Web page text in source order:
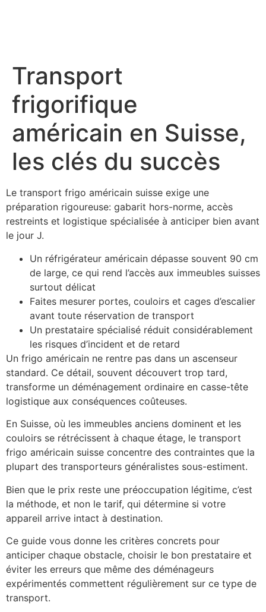
Transport
frigorifique
américain en Suisse,
les clés du succès
Le transport frigo américain suisse exige une
préparation rigoureuse: gabarit hors-norme, accès
restreints et logistique spécialisée à anticiper bien avant
le jour J.
Un réfrigérateur américain dépasse souvent 90 cm
de large, ce qui rend l’accès aux immeubles suisses
surtout délicat
Faites mesurer portes, couloirs et cages d’escalier
avant toute réservation de transport
Un prestataire spécialisé réduit considérablement
les risques d’incident et de retard
Un frigo américain ne rentre pas dans un ascenseur
standard. Ce détail, souvent découvert trop tard,
transforme un déménagement ordinaire en casse-tête
logistique aux conséquences coûteuses.
En Suisse, où les immeubles anciens dominent et les
couloirs se rétrécissent à chaque étage, le transport
frigo américain suisse concentre des contraintes que la
plupart des transporteurs généralistes sous-estiment.
Bien que le prix reste une préoccupation légitime, c’est
la méthode, et non le tarif, qui détermine si votre
appareil arrive intact à destination.
Ce guide vous donne les critères concrets pour
anticiper chaque obstacle, choisir le bon prestataire et
éviter les erreurs que même des déménageurs
expérimentés commettent régulièrement sur ce type de
transport.